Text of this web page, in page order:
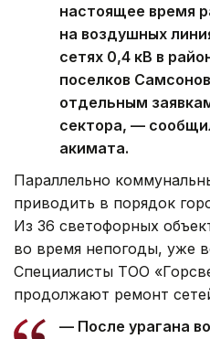
настоящее время
на воздушных
сетях 0,4 кВ в
поселков
отдельным
сектора, —
акимата.
Параллельно
приводить в порядок
Из 36 светофорных
во время непогоды, уже
Специалисты ТОО
продолжают ремонт
— После урагана